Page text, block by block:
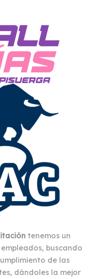
tenemos un
buscando
de las
dándoles la mejor